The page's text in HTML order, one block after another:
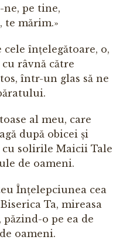
ne, pe tine,
te mărim.»
înțelegătoare, o,
râvnă către
într-un glas să ne
al meu, care
după obicei și
solirile Maicii Tale
de oameni.
Înțelepciunea cea
Ta, mireasa
păzind-o pe ea de
oameni.